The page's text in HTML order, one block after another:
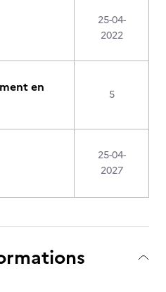
25-04-
2022
en
5
25-04-
2027